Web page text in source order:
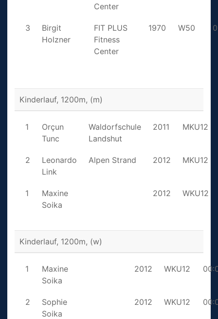
Center
3
Birgit
Holzner
FIT PLUS
Fitness
Center
1970 W50
Kinderlauf, 1200m, (m)
1
Orçun
Tunc
Waldorfschule
Landshut
2011 MKU12
2
Leonardo
Link
Alpen Strand 2012 MKU12
1
Maxine
Soika
2012 WKU12
Kinderlauf, 1200m, (w)
1
Maxine
Soika
2012 WKU12
2
Sophie
Soika
2012 WKU12